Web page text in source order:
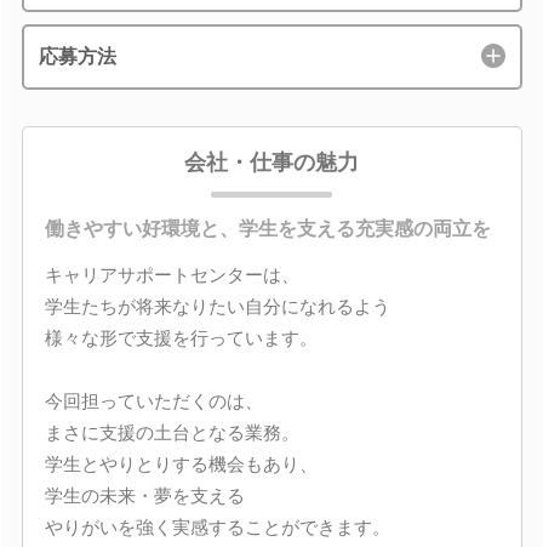
応募方法
会社・仕事の魅力
働きやすい好環境と、学生を支える充実感の両立を
キャリアサポートセンターは、
学生たちが将来なりたい自分になれるよう
様々な形で支援を行っています。
今回担っていただくのは、
まさに支援の土台となる業務。
学生とやりとりする機会もあり、
学生の未来・夢を支える
やりがいを強く実感することができます。